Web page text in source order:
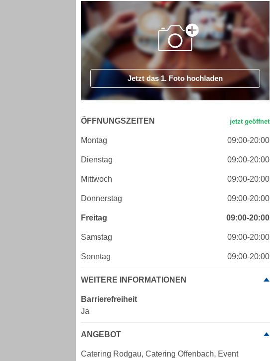
Jetzt das 1. Foto hochladen
ÖFFNUNGSZEITEN
Montag 09:00-20:00
Dienstag 09:00-20:00
Mittwoch 09:00-20:00
Donnerstag 09:00-20:00
Freitag 09:00-20:00
Samstag 09:00-20:00
Sonntag 09:00-20:00
WEITERE INFORMATIONEN
Barrierefreiheit
Ja
ANGEBOT
Catering Rodgau, Catering Offenbach, Event